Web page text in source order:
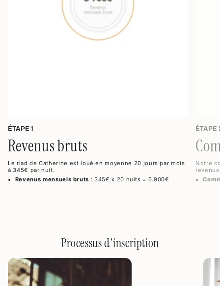
ÉTAPE 1
Revenus bruts
Le riad de Catherine est loué en moyenne 20 jours par mois
à 345€ par nuit.
Revenus mensuels bruts : 345€ x 20 nuits = 6.900€
ÉTAPE
Notre
Processus d'inscription